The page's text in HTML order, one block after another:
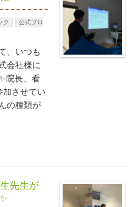
ク
公式ブロ
、いつも
会社様に
院長、看
加させてい
の種類が
先生が